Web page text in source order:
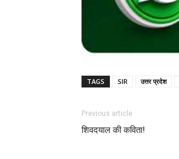
TAGS SIR उत्तर प्रदेश
Previous article
शिवदयाल की कविता!